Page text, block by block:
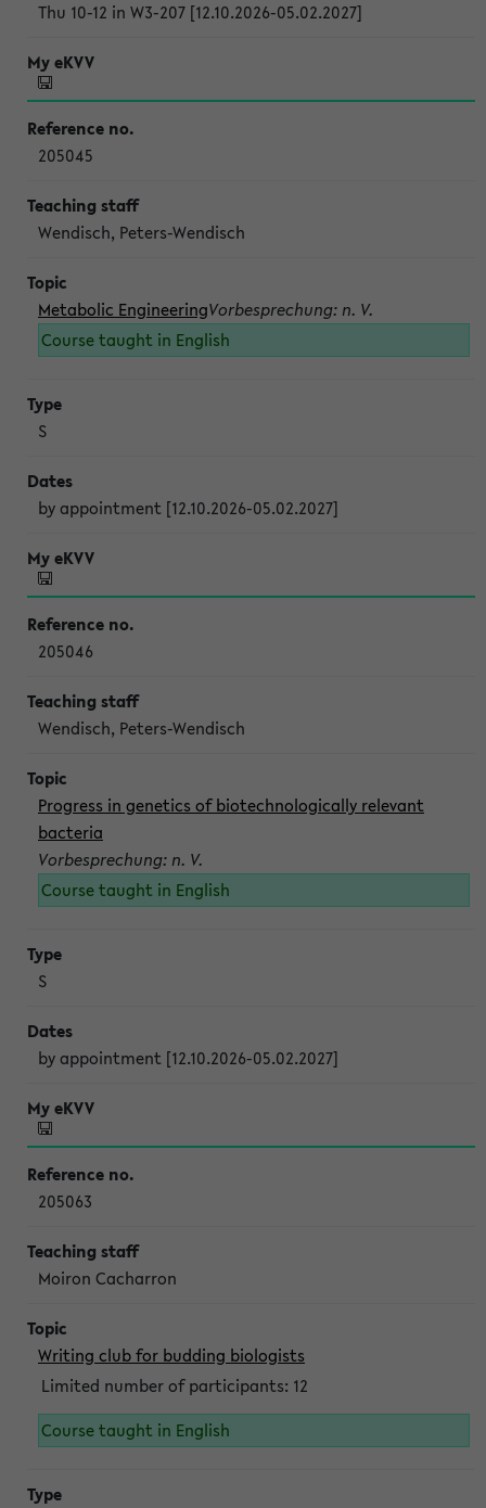
Thu 10-12 in W3-207 [12.10.2026-05.02.2027]
205045
Wendisch, Peters-Wendisch
Metabolic EngineeringVorbesprechung: n. V.
Course taught in English
S
by appointment [12.10.2026-05.02.2027]
205046
Wendisch, Peters-Wendisch
Progress in genetics of biotechnologically relevant
bacteria
Vorbesprechung: n. V.
Course taught in English
S
by appointment [12.10.2026-05.02.2027]
205063
Moiron Cacharron
Writing club for budding biologists
Limited number of participants: 12
Course taught in English